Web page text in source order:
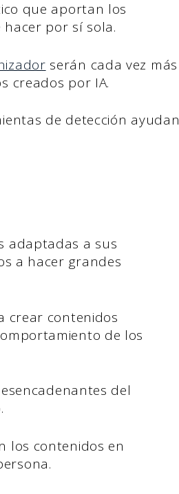
que aportan los
por sí sola.
serán cada vez más
creados por IA.
de detección ayudan
adaptadas a sus
a hacer grandes
crear contenidos
de los
del
los contenidos en